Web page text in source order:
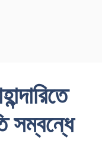
সম্বন্ধে